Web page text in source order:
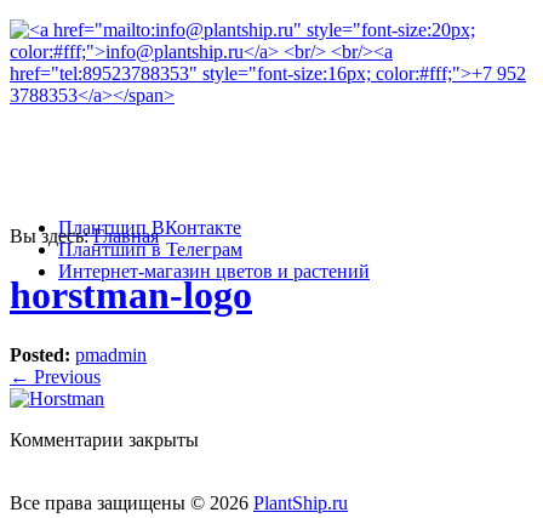
Плантшип ВКонтакте
Плантшип в Телеграм
Интернет-магазин цветов и растений
Вы здесь:Главная
horstman-logo
Posted: pmadmin
← Previous
Комментарии закрыты
Все права защищены © 2026 PlantShip.ru